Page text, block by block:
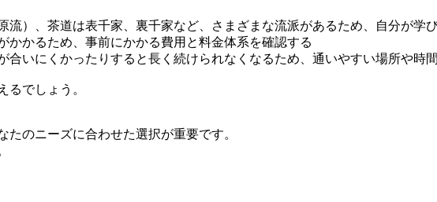
）、茶道は表千家、裏千家など、さまざまな流派があるため、自分が学
かるため、事前にかかる費用と料金体系を確認する
いにくかったりすると長く続けられなくなるため、通いやすい場所や時
るでしょう。
のニーズに合わせた選択が重要です。